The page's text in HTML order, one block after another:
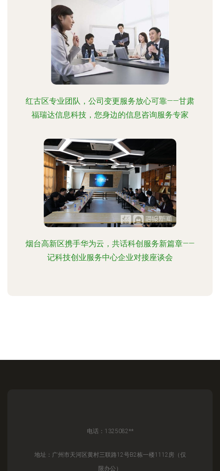
红古区专业团队，公司变更服务放心可靠——甘肃
福瑞达信息科技，您身边的信息咨询服务专家
烟台高新区携手华为云，共话科创服务新篇章——
记科技创业服务中心企业对接座谈会
电话：1325082**
地址：广州市天河区黄村三联路12号B2栋一楼1112房（仅
限办公）